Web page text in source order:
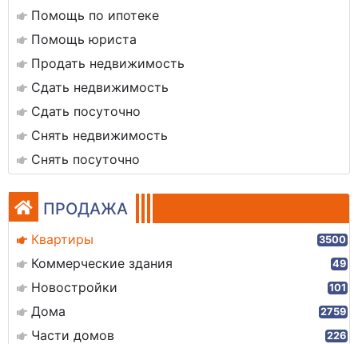
Помощь по ипотеке
Помощь юриста
Продать недвижимость
Сдать недвижимость
Сдать посуточно
Снять недвижимость
Снять посуточно
ПРОДАЖА
Квартиры 3500
Коммерческие здания 49
Новостройки 101
Дома 2759
Части домов 226